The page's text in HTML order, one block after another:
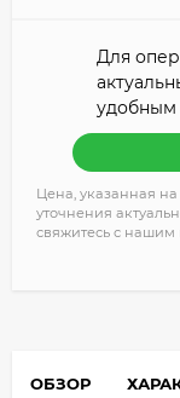
Для
удобным
Цена, указанная на
уточнения
свяжитесь с
ОБЗОР